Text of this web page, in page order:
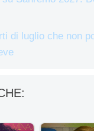
di luglio che non